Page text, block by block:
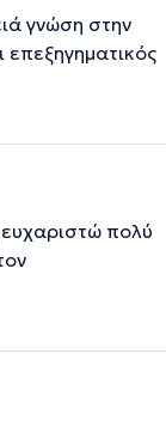
γνώση στην
πολύ